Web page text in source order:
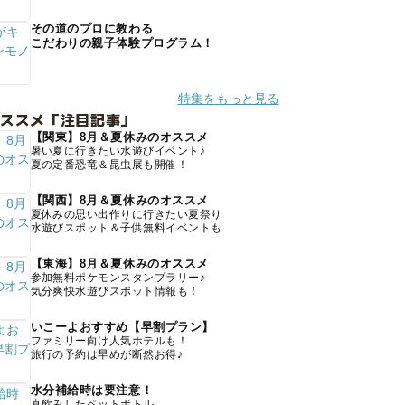
その道のプロに教わる
こだわりの親子体験プログラム！
特集をもっと見る
スメ「注目記事」
【関東】8月＆夏休みのオススメ
暑い夏に行きたい水遊びイベント♪
夏の定番恐竜＆昆虫展も開催！
【関西】8月＆夏休みのオススメ
夏休みの思い出作りに行きたい夏祭り
水遊びスポット＆子供無料イベントも
【東海】8月＆夏休みのオススメ
参加無料ポケモンスタンプラリー♪
気分爽快水遊びスポット情報も！
いこーよおすすめ【早割プラン】
ファミリー向け人気ホテルも！
旅行の予約は早めが断然お得♪
水分補給時は要注意！